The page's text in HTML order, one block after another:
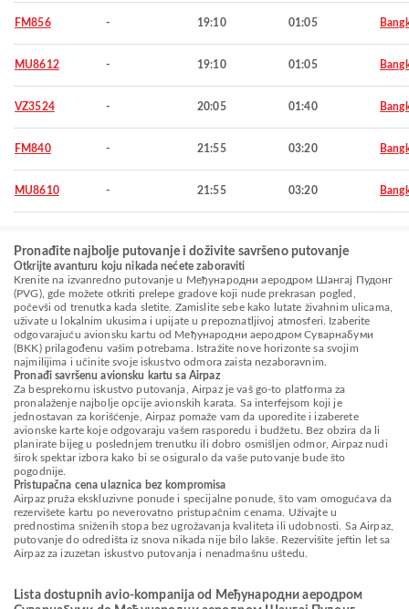
FM856 - 19:10 01:05
MU8612 - 19:10 01:05
VZ3524 - 20:05 01:40
FM840 - 21:55 03:20
MU8610 - 21:55 03:20
Pronađite najbolje putovanje i doživite savršeno putovanje
Otkrijte avanturu koju nikada nećete zaboraviti
Krenite na izvanredno putovanje u Међународни аеродром Шангај Пудонг
(PVG), gde možete otkriti prelepe gradove koji nude prekrasan pogled,
počevši od trenutka kada sletite. Zamislite sebe kako lutate živahnim ulicama,
uživate u lokalnim ukusima i upijate u prepoznatljivoj atmosferi. Izaberite
odgovarajuću avionsku kartu od Међународни аеродром Суварнабуми
(BKK) prilagođenu vašim potrebama. Istražite nove horizonte sa svojim
najmilijima i učinite svoje iskustvo odmora zaista nezaboravnim.
Pronađi savršenu avionsku kartu sa Airpaz
Za besprekornu iskustvo putovanja, Airpaz je vaš go-to platforma za
pronalaženje najbolje opcije avionskih karata. Sa interfejsom koji je
jednostavan za korišćenje, Airpaz pomaže vam da uporedite i izaberete
avionske karte koje odgovaraju vašem rasporedu i budžetu. Bez obzira da li
planirate bijeg u poslednjem trenutku ili dobro osmišljen odmor, Airpaz nudi
širok spektar izbora kako bi se osiguralo da vaše putovanje bude što
pogodnije.
Pristupačna cena ulaznica bez kompromisa
Airpaz pruža ekskluzivne ponude i specijalne ponude, što vam omogućava da
rezervišete kartu po neverovatno pristupačnim cenama. Uživajte u
prednostima sniženih stopa bez ugrožavanja kvaliteta ili udobnosti. Sa Airpaz,
putovanje do odredišta iz snova nikada nije bilo lakše. Rezervišite jeftin let sa
Airpaz za izuzetan iskustvo putovanja i nenadmašnu uštedu.
Lista dostupnih avio-kompanija od Међународни аеродром